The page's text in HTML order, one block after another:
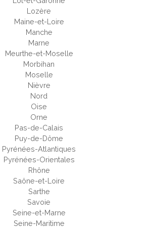
Lozère
Maine-et-Loire
Manche
Marne
Meurthe-et-Moselle
Morbihan
Moselle
Nièvre
Nord
Oise
Orne
Pas-de-Calais
Puy-de-Dôme
Pyrénées-Atlantiques
Pyrénées-Orientales
Rhône
Saône-et-Loire
Sarthe
Savoie
Seine-et-Marne
Seine-Maritime